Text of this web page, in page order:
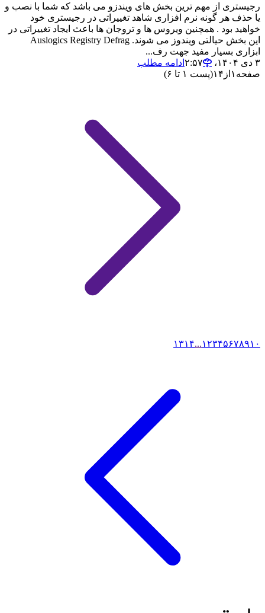
رجیستری از مهم ترین بخش های ویندزو می باشد که شما با نصب و
یا حذف هر گونه نرم افزاری شاهد تغییراتی در رجیستری خود
خواهید بود . همچنین ویروس ها و تروجان ها باعث ایجاد تغییراتی در
این بخش حیالتی ویندوز می شوند. Auslogics Registry Defrag
ابزاری بسیار مفید جهت رف...
۳ دی ۱۴۰۴،‏ ۲:۵۷
ادامه مطلب
صفحه ۱ از ۱۴(پست ۱ تا ۶)
۱۲۳۴۵۶۷۸۹۱۰ ... ۱۳۱۴